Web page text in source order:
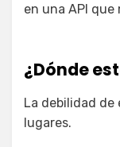
en una API
¿Dónde
La debilidad de
lugares.